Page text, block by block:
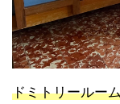
ドミトリールー